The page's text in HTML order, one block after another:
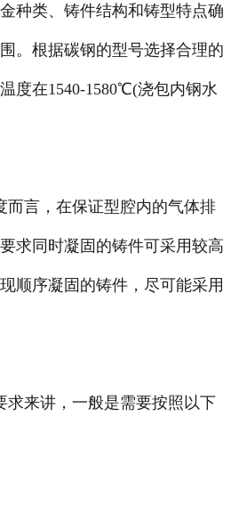
种类、铸件结构和铸型特点确
。根据碳钢的型号选择合理的
度在1540-1580℃(浇包内钢水
言，在保证型腔内的气体排
求同时凝固的铸件可采用较高
顺序凝固的铸件，尽可能采用
来讲，一般是需要按照以下